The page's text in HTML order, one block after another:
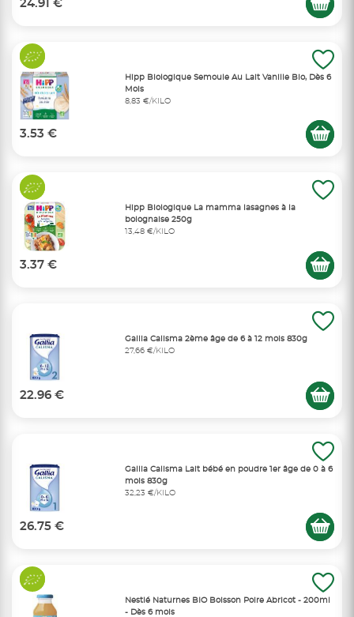
24.91 €
Hipp Biologique Semoule Au Lait Vanille Bio, Dès 6
Mois
8,83 €/KILO
3.53 €
Hipp Biologique La mamma lasagnes à la
bolognaise 250g
13,48 €/KILO
3.37 €
Gallia Calisma 2ème âge de 6 à 12 mois 830g
27,66 €/KILO
22.96 €
Gallia Calisma Lait bébé en poudre 1er âge de 0 à 6
mois 830g
32,23 €/KILO
26.75 €
Nestlé Naturnes BIO Boisson Poire Abricot - 200ml
- Dès 6 mois